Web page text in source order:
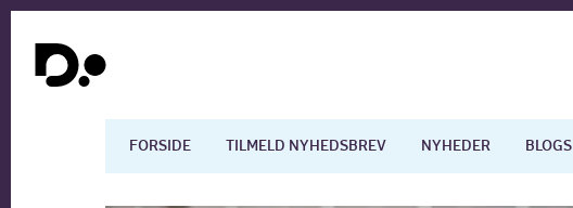
FORSIDE TILMELD NYHEDSBREV NYHEDER BLOGS